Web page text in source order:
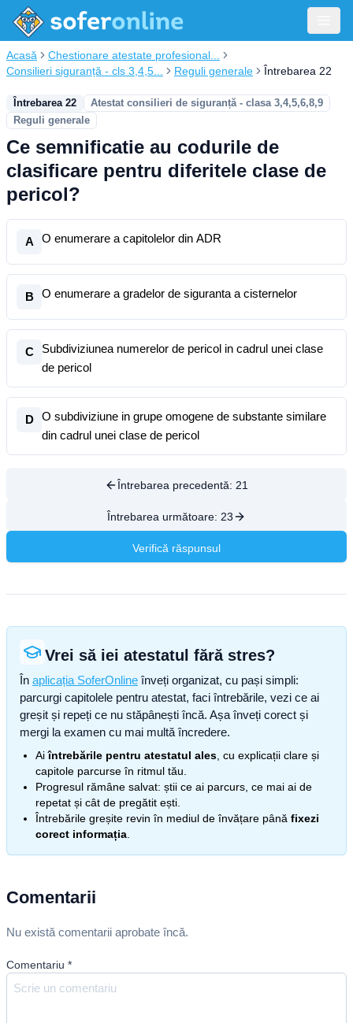
Acasă
Chestionare atestate profesional...
Consilieri siguranță - cls 3,4,5...
Reguli generale Întrebarea 22
Întrebarea 22
Atestat consilieri de siguranță - clasa 3,4,5,6,8,9
Reguli generale
Ce semnificatie au codurile de
clasificare pentru diferitele clase de
pericol?
A O enumerare a capitolelor din ADR
B O enumerare a gradelor de siguranta a cisternelor
C
Subdiviziunea numerelor de pericol in cadrul unei clase
de pericol
D
O subdiviziune in grupe omogene de substante similare
din cadrul unei clase de pericol
Întrebarea precedentă: 21
Întrebarea următoare: 23
Verifică răspunsul
Vrei să iei atestatul fără stres?
În aplicația SoferOnline înveți organizat, cu pași simpli:
parcurgi capitolele pentru atestat, faci întrebările, vezi ce ai
greșit și repeți ce nu stăpânești încă. Așa înveți corect și
mergi la examen cu mai multă încredere.
Aiîntrebările pentru atestatul ales , cu explicații clare și
capitole parcurse în ritmul tău.
Progresul rămâne salvat: știi ce ai parcurs, ce mai ai de
repetat și cât de pregătit ești.
Întrebările greșite revin în mediul de învățare până fixezi
corect informația
Comentarii
Nu există comentarii aprobate încă.
Comentariu *